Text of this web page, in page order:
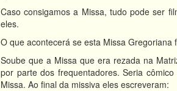
Caso consigamos a Missa, tudo pode ser
eles.
O que acontecerá se esta Missa Gregoriana
Soube que a Missa que era rezada na
por parte dos frequentadores. Seria
Missa. Ao final da missiva eles escreveram: